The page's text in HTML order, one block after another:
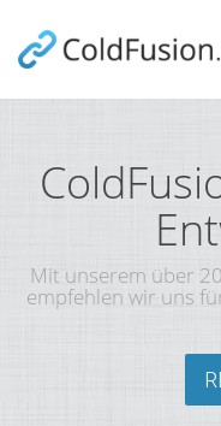
Mit unserem über
empfehlen wir uns